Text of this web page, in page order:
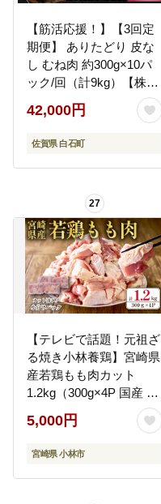
【筋活応援！】【3回定
期便】 ありたどり 皮な
し むね肉 約300g×10パ
ック/回（計9kg）【株式
会社いろは精肉店】鶏肉
[IAG199]
42,000円
佐賀県 白石町
27
【テレビで話題！元祖ざ
る焼き小林養鶏】宮崎県
産若鶏もも肉カット
1.2kg（300g×4P 国産 鶏
肉 若鶏 モモ カット済み
小分け 唐揚げ チキン南
蛮 大容量 冷凍）
5,000円
宮崎県 小林市